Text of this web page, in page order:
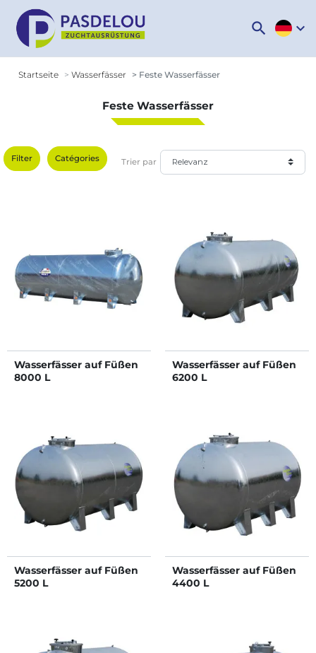
search expand_more
Startseite Wasserfässer Feste Wasserfässer
Feste Wasserfässer
Filter Catégories Trier par
Wasserfässer auf Füßen
8000 L
Wasserfässer auf Füßen
6200 L
Wasserfässer auf Füßen
5200 L
Wasserfässer auf Füßen
4400 L